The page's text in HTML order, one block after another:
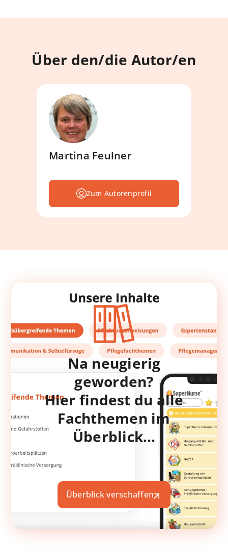
Über den/die Autor/en
Martina Feulner
Zum Autorenprofil
Na neugierig
geworden?
Hier findest du alle
Fachthemen im
Überblick…
Überblick verschaffen